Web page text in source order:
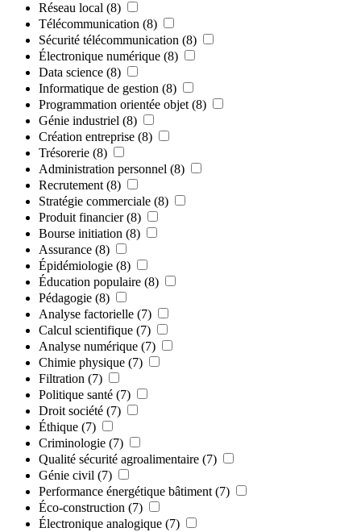
Réseau local (8)
Télécommunication (8)
Sécurité télécommunication (8)
Électronique numérique (8)
Data science (8)
Informatique de gestion (8)
Programmation orientée objet (8)
Génie industriel (8)
Création entreprise (8)
Trésorerie (8)
Administration personnel (8)
Recrutement (8)
Stratégie commerciale (8)
Produit financier (8)
Bourse initiation (8)
Assurance (8)
Épidémiologie (8)
Éducation populaire (8)
Pédagogie (8)
Analyse factorielle (7)
Calcul scientifique (7)
Analyse numérique (7)
Chimie physique (7)
Filtration (7)
Politique santé (7)
Droit société (7)
Éthique (7)
Criminologie (7)
Qualité sécurité agroalimentaire (7)
Génie civil (7)
Performance énergétique bâtiment (7)
Éco-construction (7)
Électronique analogique (7)